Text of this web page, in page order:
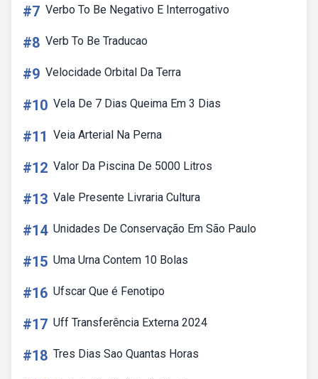
#7 Verbo To Be Negativo E Interrogativo
#8 Verb To Be Traducao
#9 Velocidade Orbital Da Terra
#10 Vela De 7 Dias Queima Em 3 Dias
#11 Veia Arterial Na Perna
#12 Valor Da Piscina De 5000 Litros
#13 Vale Presente Livraria Cultura
#14 Unidades De Conservação Em São Paulo
#15 Uma Urna Contem 10 Bolas
#16 Ufscar Que é Fenotipo
#17 Uff Transferência Externa 2024
#18 Tres Dias Sao Quantas Horas